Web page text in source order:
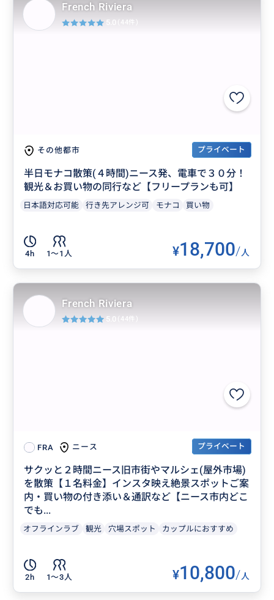
その他都市 プライベート
半日モナコ散策(４時間)ニース発、電車で３０分！
観光＆お買い物の同行など【フリープランも可】
日本語対応可能 行き先アレンジ可 モナコ 買い物
4h 1〜1人 ¥18,700/人
French Riviera
5.0 (44件)
FRA ニース プライベート
サクッと２時間ニース旧市街やマルシェ(屋外市場)
を散策【１名料金】インスタ映え絶景スポットご案
内・買い物の付き添い＆通訳など【ニース市内どこ
でも...
オフラインラブ 観光 穴場スポット カップルにおすすめ
2h 1〜3人 ¥10,800/人
French Riviera
5.0 (44件)